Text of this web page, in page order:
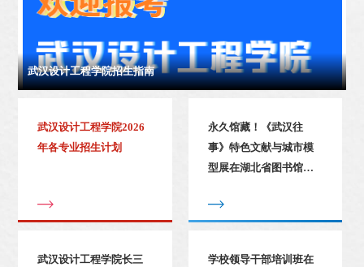
武汉设计工程学院招生指南
武汉设计工程学院2026
年各专业招生计划
永久馆藏！《武汉往
事》特色文献与城市模
型展在湖北省图书馆启
武汉设计工程学院长三
学校领导干部培训班在